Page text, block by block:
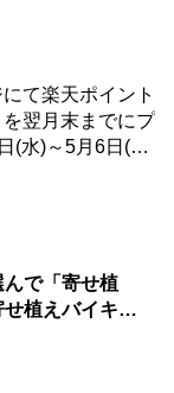
て楽天ポイント
翌月末までにプ
んで「寄せ植
植えバイキン